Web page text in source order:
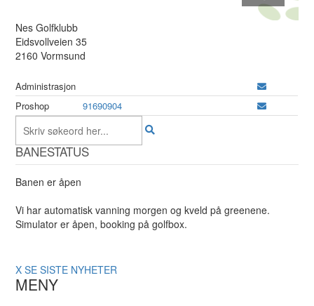
Nes Golfklubb
Eidsvollveien 35
2160 Vormsund
Administrasjon
Proshop
91690904
BANESTATUS
Banen er åpen
Vi har automatisk vanning morgen og kveld på greenene.
Simulator er åpen, booking på golfbox.
X SE SISTE NYHETER
MENY